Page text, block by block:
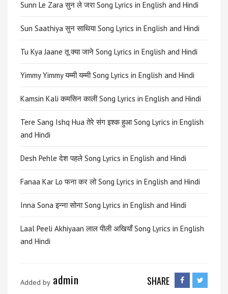
Sunn Le Zara सुन ले जरा Song Lyrics in English and Hindi
Sun Saathiya सुन साथिया Song Lyrics in English and Hindi
Tu Kya Jaane तू क्या जाने Song Lyrics in English and Hindi
Yimmy Yimmy यम्मी यम्मी Song Lyrics in English and Hindi
Kamsin Kali कमसिन काली Song Lyrics in English and Hindi
Tere Sang Ishq Hua तेरे संग इश्क हुआ Song Lyrics in English
and Hindi
Desh Pehle देश पहले Song Lyrics in English and Hindi
Fanaa Kar Lo फना कर लो Song Lyrics in English and Hindi
Inna Sona इन्ना सोना Song Lyrics in English and Hindi
Laal Peeli Akhiyaan लाल पीली अखियाँ Song Lyrics in English
and Hindi
Added by admin SHARE